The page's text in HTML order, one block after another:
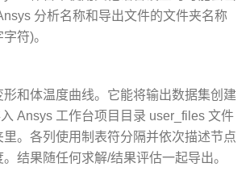
分析名称和导出文件的文件夹名称
符)。
和体温度曲线。它能将输出数据集创建
Ansys 工作台项目目录 user_files 文件
。各列使用制表符分隔并依次描述节点
结果随任何求解/结果评估一起导出。